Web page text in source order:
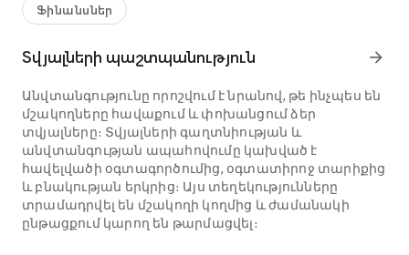
առևտրի համար: Գրանցման գործընթացը շատ
ավելի արագ է, սկզբնական կապիտալը՝ ավելի ցածր,
անվտանգ և կենտրոնացված:
---
QuickPro-ի հիմնական առանձնահատկությունները
Սովորեք առևտուր անել
Ֆորեքս առևտրի ուսուցումն այժմ ավելի գործնական
է QuickPro-ի փորձագետների թիմի կողմից մշակված
կրթական գործառույթների շնորհիվ: Հասանելի են
Ֆինանսներ
Տվյալների պաշտպանություն arrow_forward
Անվտանգությունը որոշվում է նրանով, թե ինչպես են
մշակողները հավաքում և փոխանցում ձեր
տվյալները։ Տվյալների գաղտնիության և
անվտանգության ապահովումը կախված է
հավելվածի օգտագործումից, օգտատիրոջ տարիքից
և բնակության երկրից։ Այս տեղեկությունները
տրամադրվել են մշակողի կողմից և ժամանակի
ընթացքում կարող են թարմացվել։